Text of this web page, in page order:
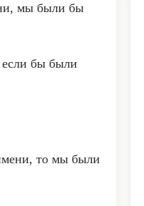
мы были бы
бы были
то мы были